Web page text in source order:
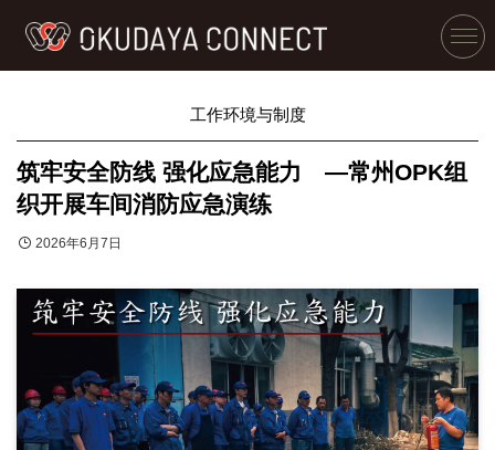
工作环境与制度
筑牢安全防线 强化应急能力 —常州OPK组
织开展车间消防应急演练
2026年6月7日